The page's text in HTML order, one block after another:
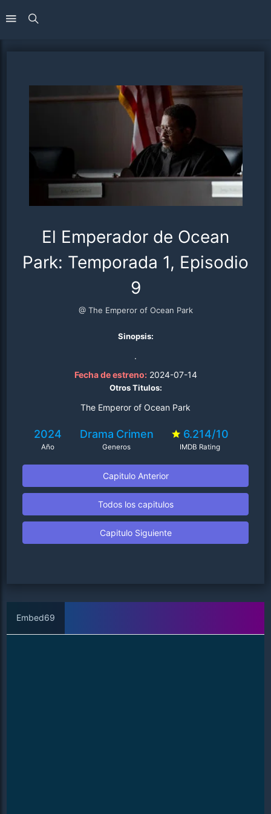
El Emperador de Ocean
Park: Temporada 1, Episodio
9
@ The Emperor of Ocean Park
Sinopsis:
.
Fecha de estreno:2024-07-14
Otros Titulos:
The Emperor of Ocean Park
2024
Año
Drama Crimen
Generos
6.214/10
IMDB Rating
Capitulo Anterior
Todos los capitulos
Capitulo Siguiente
Embed69